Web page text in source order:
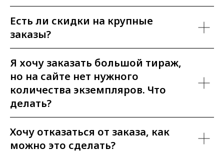
Есть ли скидки на крупные
заказы?
Я хочу заказать большой тираж,
но на сайте нет нужного
количества экземпляров. Что
делать?
Хочу отказаться от заказа, как
можно это сделать?